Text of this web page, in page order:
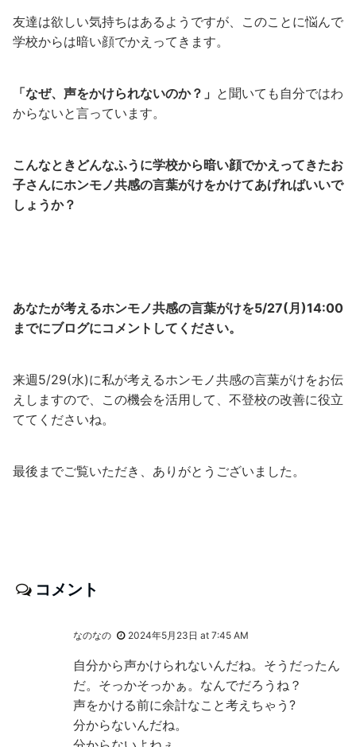
友達は欲しい気持ちはあるようですが、このことに悩んで
学校からは暗い顔でかえってきます。
「なぜ、声をかけられないのか？」 と聞いても自分ではわ
からないと言っています。
こんなときどんなふうに学校から暗い顔でかえってきたお
子さんにホンモノ共感の言葉がけをかけてあげればいいで
しょうか？
あなたが考えるホンモノ共感の言葉がけを5/27(月)14:00
までにブログにコメントしてください。
来週5/29(水)に私が考えるホンモノ共感の言葉がけをお伝
えしますので、この機会を活用して、不登校の改善に役立
ててくださいね。
最後までご覧いただき、ありがとうございました。
コメント
なのなの 2024年5月23日 at 7:45 AM
自分から声かけられないんだね。そうだったん
だ。そっかそっかぁ。なんでだろうね？
声をかける前に余計なこと考えちゃう?
分からないんだね。